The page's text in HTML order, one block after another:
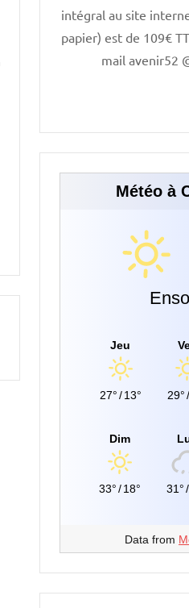
intégral au site
papier) est de 109€
mail avenir52
Météo à
Jeu
27°/ 13° 29°/
Dim
33°/18° 31°/
Data from